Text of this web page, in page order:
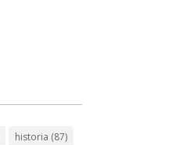
historia (87)